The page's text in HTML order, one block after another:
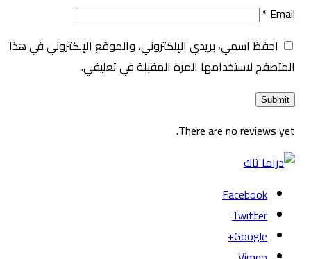
Email
*
احفظ اسمي، بريدي الإلكتروني، والموقع الإلكتروني في هذا
المتصفح لاستخدامها المرة المقبلة في تعليقي.
There are no reviews yet.
Facebook
Twitter
Google+